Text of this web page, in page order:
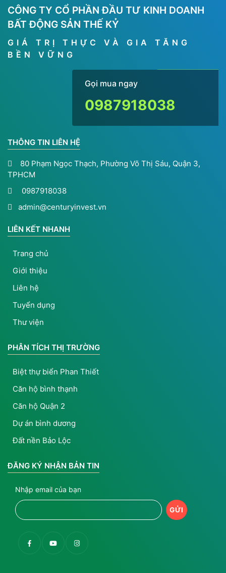
CÔNG TY CỔ PHẦN ĐẦU TƯ KINH DOANH
BẤT ĐỘNG SẢN THẾ KỶ
GIÁ TRỊ THỰC VÀ GIA TĂNG
BỀN VỮNG
Gọi mua ngay
0987918038
THÔNG TIN LIÊN HỆ
80 Phạm Ngọc Thạch, Phường Võ Thị Sáu, Quận 3,
TPHCM
0987918038
admin@centuryinvest.vn
LIÊN KẾT NHANH
Trang chủ
Giới thiệu
Liên hệ
Tuyển dụng
Thư viện
PHÂN TÍCH THỊ TRƯỜNG
Biệt thự biển Phan Thiết
Căn hộ bình thạnh
Căn hộ Quận 2
Dự án bình dương
Đất nền Bảo Lộc
ĐĂNG KÝ NHẬN BẢN TIN
Nhập email của bạn